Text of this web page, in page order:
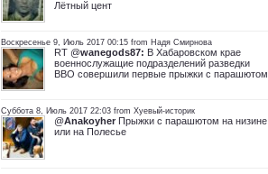
Лётный цент
Воскресенье 9, Июль 2017 00:15 from Надя Смирнова
RT @wanegods87: В Хабаровском крае
военнослужащие подразделений разведки
ВВО совершили первые прыжки с парашютом
Суббота 8, Июль 2017 22:03 from Хуевый-историк
@Anakoyher Прыжки с парашютом на низине,
или на Полесье